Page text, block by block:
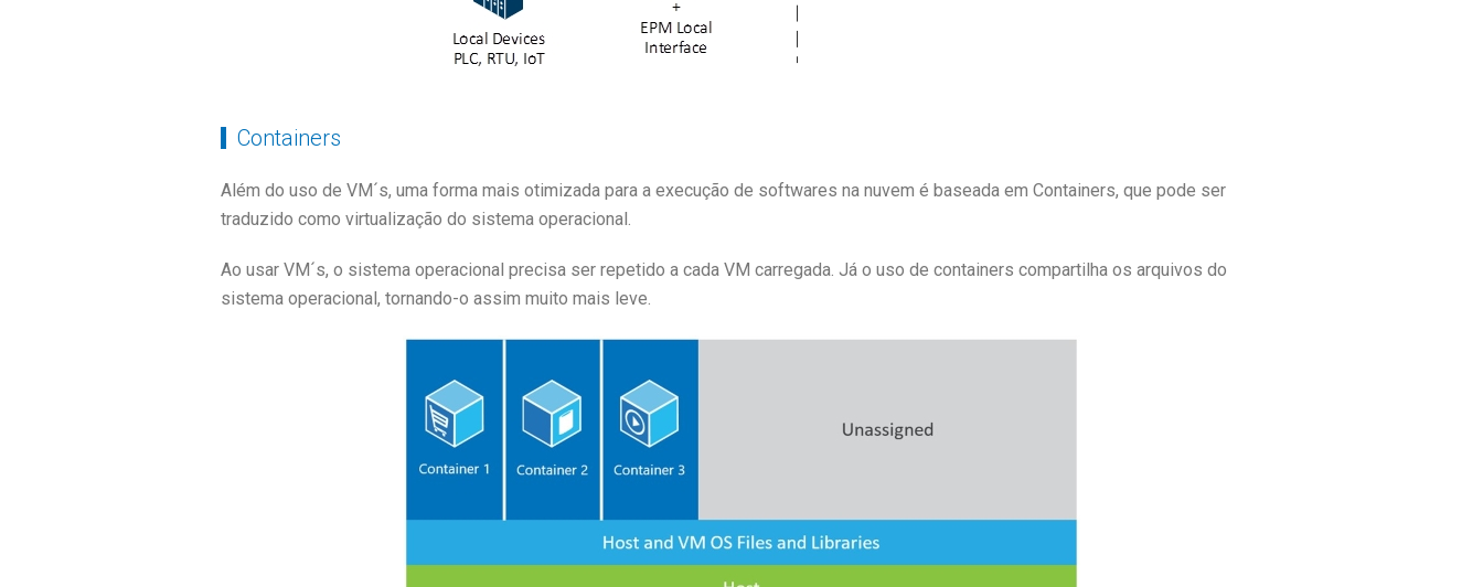
Containers
Além do uso de VM´s, uma forma mais otimizada para a execução de softwares na nuvem é baseada em Containers, que pode ser
traduzido como virtualização do sistema operacional.
Ao usar VM´s, o sistema operacional precisa ser repetido a cada VM carregada. Já o uso de containers compartilha os arquivos do
sistema operacional, tornando-o assim muito mais leve.